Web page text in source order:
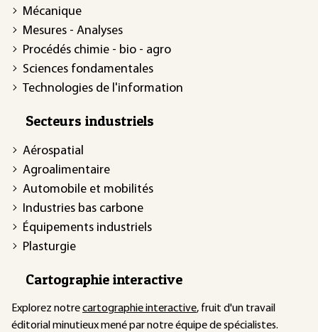
Mécanique
Mesures - Analyses
Procédés chimie - bio - agro
Sciences fondamentales
Technologies de l'information
Secteurs industriels
Aérospatial
Agroalimentaire
Automobile et mobilités
Industries bas carbone
Équipements industriels
Plasturgie
Cartographie interactive
Explorez notrecartographie interactive, fruit d'un travail
éditorial minutieux mené par notre équipe de spécialistes.